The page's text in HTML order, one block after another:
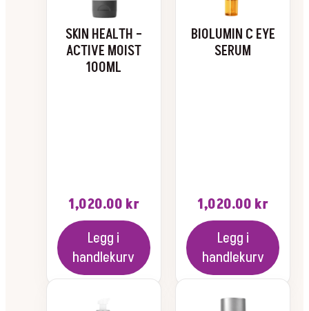
SKIN HEALTH –
ACTIVE MOIST
100ML
1,020.00 kr
Legg i
handlekurv
BIOLUMIN C EYE
SERUM
1,020.00 kr
Legg i
handlekurv